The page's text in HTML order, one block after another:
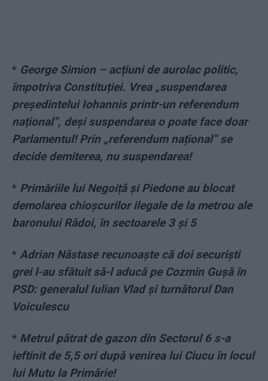
* George Simion – acțiuni de aurolac politic,
împotriva Constituției. Vrea „suspendarea
președintelui Iohannis printr-un referendum
național”, deși suspendarea o poate face doar
Parlamentul! Prin „referendum național” se
decide demiterea, nu suspendarea!
* Primăriile lui Negoiță și Piedone au blocat
demolarea chioșcurilor ilegale de la metrou ale
baronului Rădoi, în sectoarele 3 și 5
* Adrian Năstase recunoaște că doi securiști
grei l-au sfătuit să-l aducă pe Cozmin Gușă în
PSD: generalul Iulian Vlad și turnătorul Dan
Voiculescu
* Metrul pătrat de gazon din Sectorul 6 s-a
ieftinit de 5,5 ori după venirea lui Ciucu în locul
lui Mutu la Primărie!